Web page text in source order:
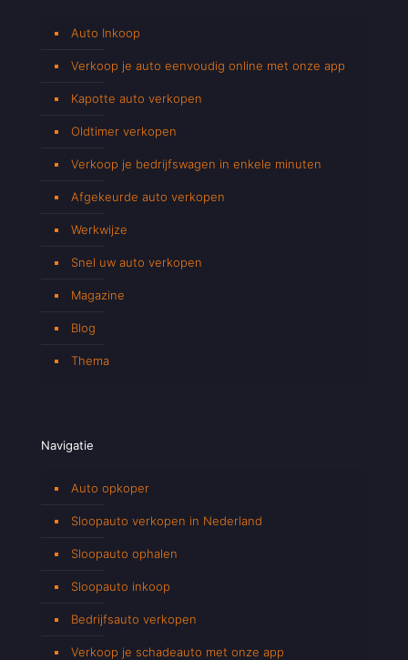
Auto Inkoop
Verkoop je auto eenvoudig online met onze app
Kapotte auto verkopen
Oldtimer verkopen
Verkoop je bedrijfswagen in enkele minuten
Afgekeurde auto verkopen
Werkwijze
Snel uw auto verkopen
Magazine
Blog
Thema
Navigatie
Auto opkoper
Sloopauto verkopen in Nederland
Sloopauto ophalen
Sloopauto inkoop
Bedrijfsauto verkopen
Verkoop je schadeauto met onze app